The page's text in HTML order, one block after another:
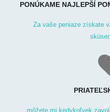
PONÚKAME NAJLEPŠÍ
Za vaše peniaze získate
môžete mi kedykoľvek